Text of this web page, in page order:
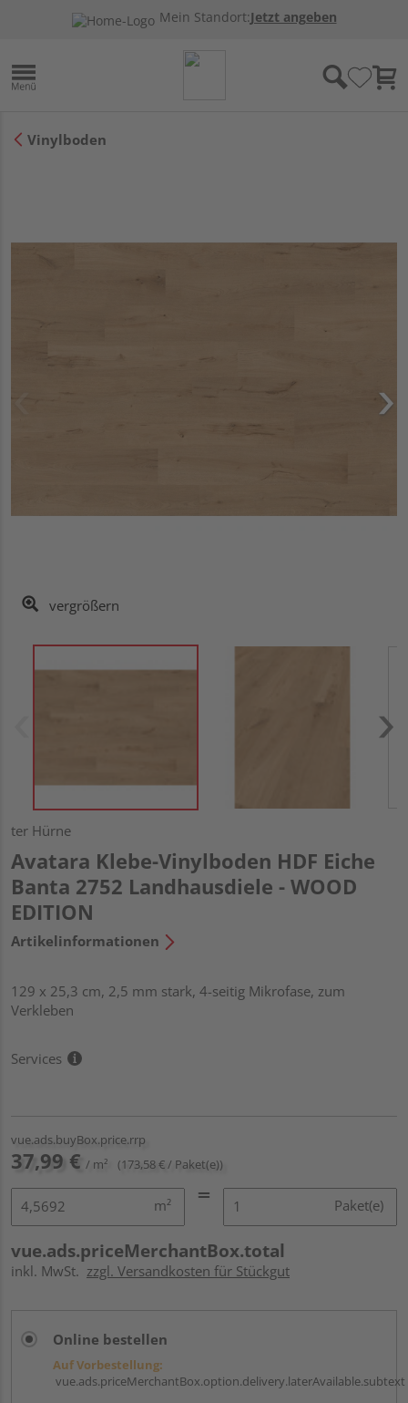
Mein Standort:Jetzt angeben
Vinylboden
vergrößern
ter Hürne
Avatara Klebe-Vinylboden HDF Eiche
Banta 2752 Landhausdiele - WOOD
EDITION
Artikelinformationen
129 x 25,3 cm, 2,5 mm stark, 4-seitig Mikrofase, zum
Verkleben
Services
vue.ads.buyBox.price.rrp
37,99 € / m² (173,58 € / Paket(e))
m² Paket(e)
vue.ads.priceMerchantBox.total
inkl. MwSt. zzgl. Versandkosten für Stückgut
Online bestellen
Auf Vorbestellung:
vue.ads.priceMerchantBox.option.delivery.laterAvailable.subtext